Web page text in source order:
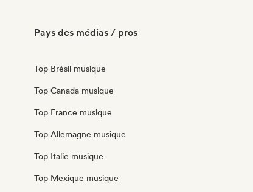
Pays des médias / pros
Top Brésil musique
Top Canada musique
Top France musique
Top Allemagne musique
Top Italie musique
Top Mexique musique